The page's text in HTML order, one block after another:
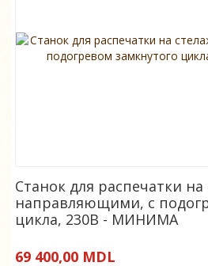
Станок для распечатки на
направляющими, с
цикла, 230В - МИНИМА
69 400,00 MDL